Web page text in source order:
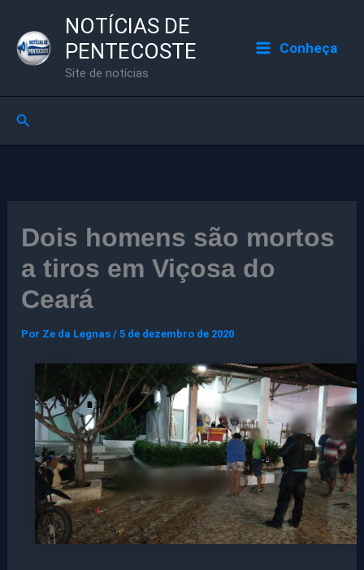
para
NOTÍCIAS DE
PENTECOSTE
Site de notícias
Conheça
Pesquisar
Dois homens são mortos
a tiros em Viçosa do
Ceará
Por Ze da Legnas/5 de dezembro de 2020